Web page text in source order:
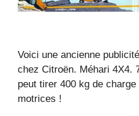
Voici une ancienne
chez Citroën. Méhari 4X4.
peut tirer 400 kg de
motrices !